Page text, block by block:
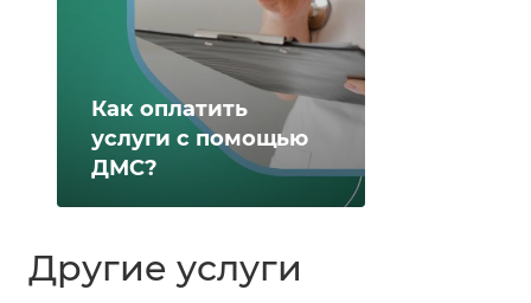
Как оплатить
услуги с помощью
ДМС?
Другие услуги